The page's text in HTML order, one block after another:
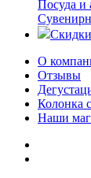
Посуда и
Скидки
О
Отзывы
Колонка
Наши